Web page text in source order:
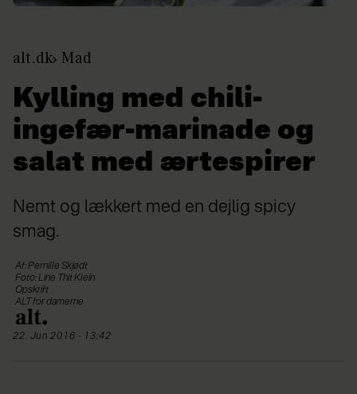
alt.dk Mad
Kylling med chili-
ingefær-marinade og
salat med ærtespirer
Nemt og lækkert med en dejlig spicy
smag.
Af: Pernille Skjødt
Foto: Line Thit Klein
Opskrift
ALT for damerne
22. Jun 2016 - 13:42